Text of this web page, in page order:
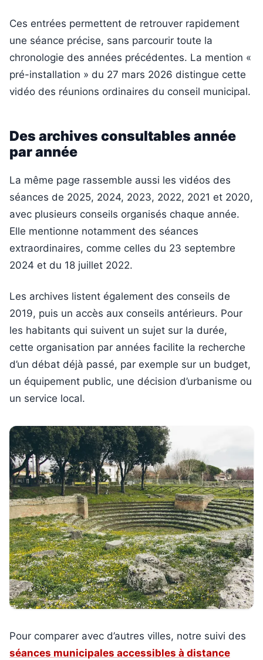
Ces entrées permettent de retrouver rapidement
une séance précise, sans parcourir toute la
chronologie des années précédentes. La mention «
pré-installation » du 27 mars 2026 distingue cette
vidéo des réunions ordinaires du conseil municipal.
Des archives consultables année
par année
La même page rassemble aussi les vidéos des
séances de 2025, 2024, 2023, 2022, 2021 et 2020,
avec plusieurs conseils organisés chaque année.
Elle mentionne notamment des séances
extraordinaires, comme celles du 23 septembre
2024 et du 18 juillet 2022.
Les archives listent également des conseils de
2019, puis un accès aux conseils antérieurs. Pour
les habitants qui suivent un sujet sur la durée,
cette organisation par années facilite la recherche
d’un débat déjà passé, par exemple sur un budget,
un équipement public, une décision d’urbanisme ou
un service local.
Pour comparer avec d’autres villes, notre suivi des
séances municipales accessibles à distance